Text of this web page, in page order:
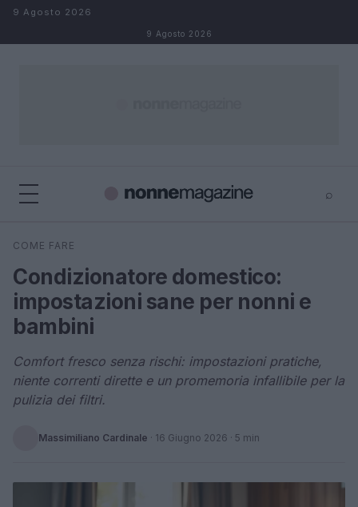
Salta al contenuto
9 Agosto 2026
9 Agosto 2026
⌕
Cerca
COME FARE
Condizionatore domestico:
impostazioni sane per nonni e
bambini
Comfort fresco senza rischi: impostazioni pratiche,
niente correnti dirette e un promemoria infallibile per la
pulizia dei filtri.
Massimiliano Cardinale · 16 Giugno 2026 · 5 min